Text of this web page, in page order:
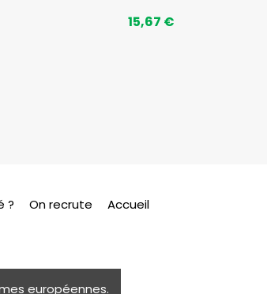
15,67 €
? On recrute Accueil
européennes.